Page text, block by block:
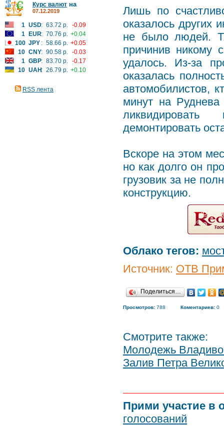
Курс валют на
07.12.2019
1 USD: 63.72 р. -0.09
1
EUR: 70.76 р. +0.04
100 JPY : 58.66 р. +0.05
10 CNY: 90.58 р. -0.03
1 GBP: 83.70 р. -0.17
10 UAH: 26.79 р. +0.10
RSS лента
Лишь по
оказалось других
не было людей.
причинив никому
удалось. Из-за
оказалась
автомобилистов,
минут на
демонтировать
Вскоре на этом
но как долго он
грузовик за не
конструкцию.
Облако тегов:
Источник: ОТВ
Поделиться…
Просмотров: 788 Коментариев: 0
Смотрите также:
Молодежь
Залив Петра
Прими участие в
голосований